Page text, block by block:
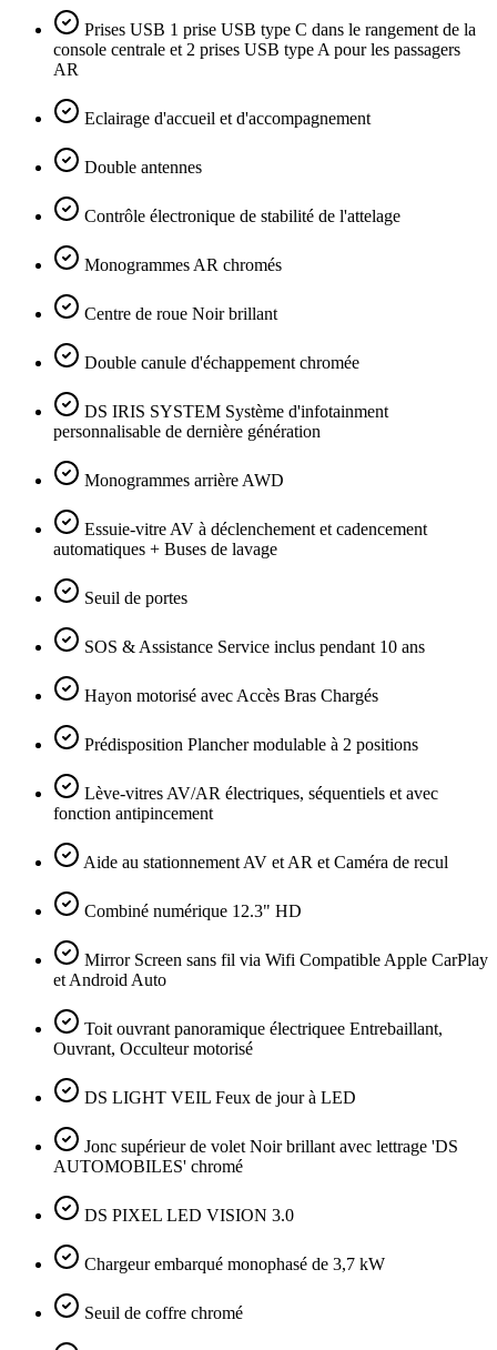
Prises USB 1 prise USB type C dans le rangement de la
console centrale et 2 prises USB type A pour les passagers
AR
Eclairage d'accueil et d'accompagnement
Double antennes
Contrôle électronique de stabilité de l'attelage
Monogrammes AR chromés
Centre de roue Noir brillant
Double canule d'échappement chromée
DS IRIS SYSTEM Système d'infotainment
personnalisable de dernière génération
Monogrammes arrière AWD
Essuie-vitre AV à déclenchement et cadencement
automatiques + Buses de lavage
Seuil de portes
SOS & Assistance Service inclus pendant 10 ans
Hayon motorisé avec Accès Bras Chargés
Prédisposition Plancher modulable à 2 positions
Lève-vitres AV/AR électriques, séquentiels et avec
fonction antipincement
Aide au stationnement AV et AR et Caméra de recul
Combiné numérique 12.3" HD
Mirror Screen sans fil via Wifi Compatible Apple CarPlay
et Android Auto
Toit ouvrant panoramique électriquee Entrebaillant,
Ouvrant, Occulteur motorisé
DS LIGHT VEIL Feux de jour à LED
Jonc supérieur de volet Noir brillant avec lettrage 'DS
AUTOMOBILES' chromé
DS PIXEL LED VISION 3.0
Chargeur embarqué monophasé de 3,7 kW
Seuil de coffre chromé